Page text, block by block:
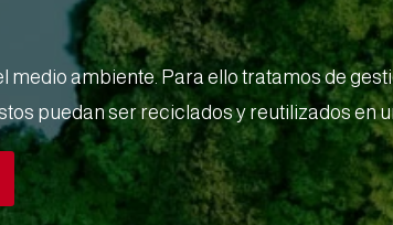
ambiente​. Para ello tratamos de
puedan ser reciclados y reutilizados en